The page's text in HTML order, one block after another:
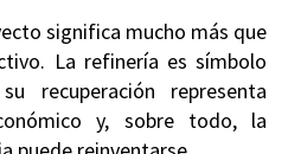
significa mucho más que
La refinería es símbolo
recuperación representa
y, sobre todo, la